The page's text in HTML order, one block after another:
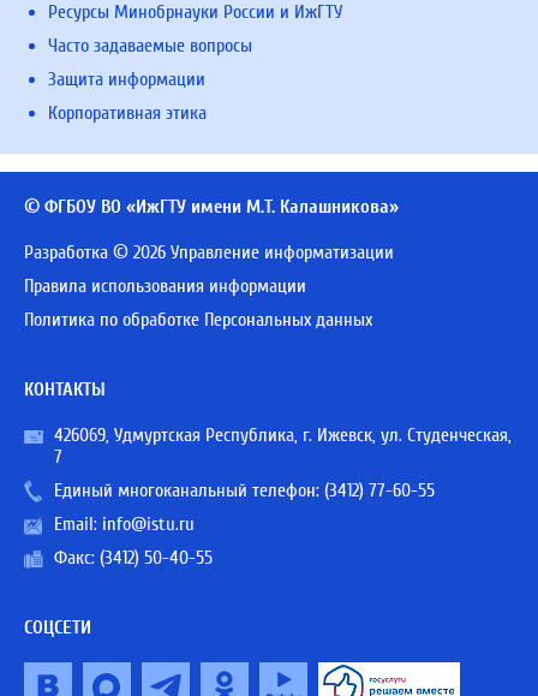
Ресурсы Минобрнауки России и ИжГТУ
Часто задаваемые вопросы
Защита информации
Корпоративная этика
© ФГБОУ ВО «ИжГТУ имени М.Т. Калашникова»
Разработка © 2026 Управление информатизации
Правила использования информации
Политика по обработке Персональных данных
КОНТАКТЫ
426069, Удмуртская Республика, г. Ижевск, ул. Студенческая,
7
Единый многоканальный телефон: (3412) 77-60-55
Email: info@istu.ru
Факс: (3412) 50-40-55
СОЦСЕТИ